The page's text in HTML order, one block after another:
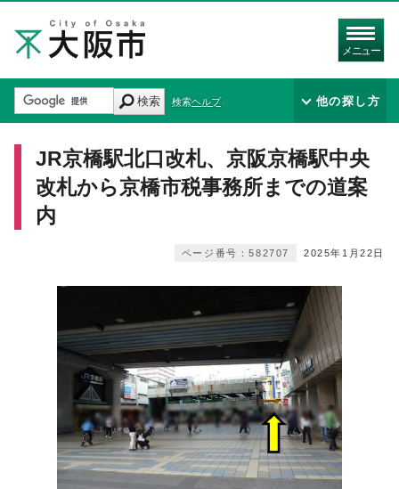
メニュー
検索 検索ヘルプ 他の探し方
JR京橋駅北口改札、京阪京橋駅中央
改札から京橋市税事務所までの道案
内
2025年1月22日
ページ番号：582707